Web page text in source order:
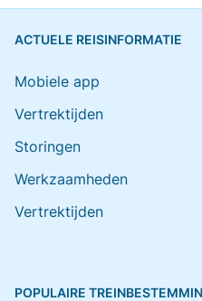
ACTUELE REISINFORMATIE
Mobiele app
Vertrektijden
Storingen
Werkzaamheden
Vertrektijden
POPULAIRE